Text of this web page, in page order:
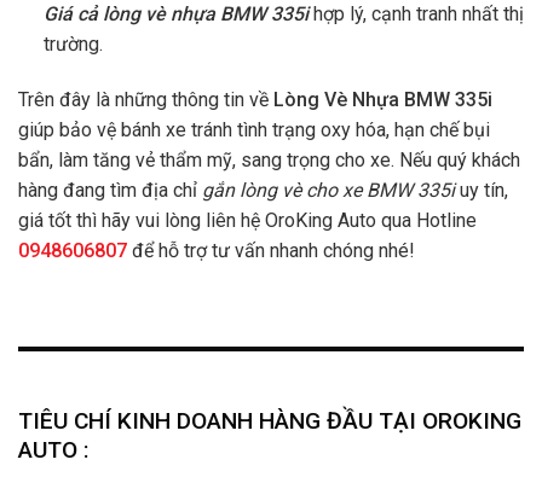
Giá cả lòng vè nhựa BMW 335ihợp lý, cạnh tranh nhất thị
trường.
Trên đây là những thông tin về Lòng Vè Nhựa BMW 335i
giúp bảo vệ bánh xe tránh tình trạng oxy hóa, hạn chế bụi
bẩn, làm tăng vẻ thẩm mỹ, sang trọng cho xe. Nếu quý khách
hàng đang tìm địa chỉ gắn lòng vè cho xe BMW 335iuy tín,
giá tốt thì hãy vui lòng liên hệ OroKing Auto qua Hotline
0948606807 để hỗ trợ tư vấn nhanh chóng nhé!
TIÊU CHÍ KINH DOANH HÀNG ĐẦU TẠI OROKING
AUTO :